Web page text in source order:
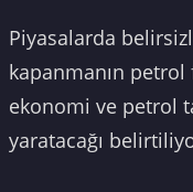
Piyasalarda
kapanmanın petrol
ekonomi ve petrol
yaratacağı